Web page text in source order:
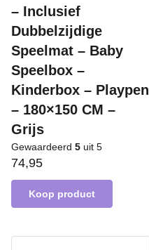
– Inclusief
Dubbelzijdige
Speelmat – Baby
Speelbox –
Kinderbox – Playpen
– 180×150 CM –
Grijs
Gewaardeerd 5 uit 5
74,95
Koop product